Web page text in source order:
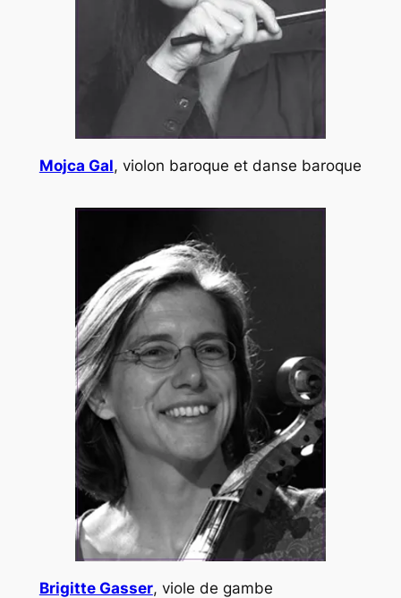
Mojca Gal, violon baroque et danse baroque
Brigitte Gasser, viole de gambe